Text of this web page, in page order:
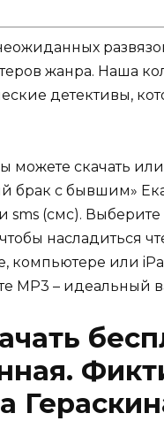
жанра. Наша
детективы,
можете скачать
с бывшим»
sms (смс).
насладиться
компьютере или
MP3 – идеальный